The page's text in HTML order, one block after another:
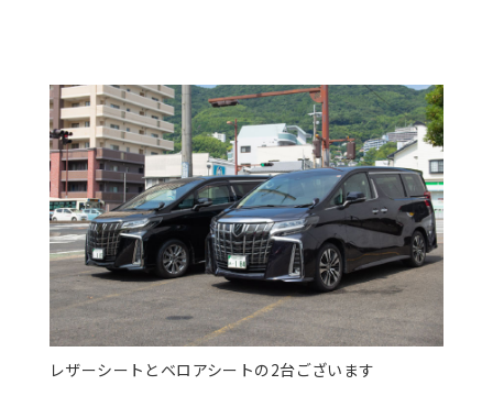
レザーシートとベロアシートの2台ございます